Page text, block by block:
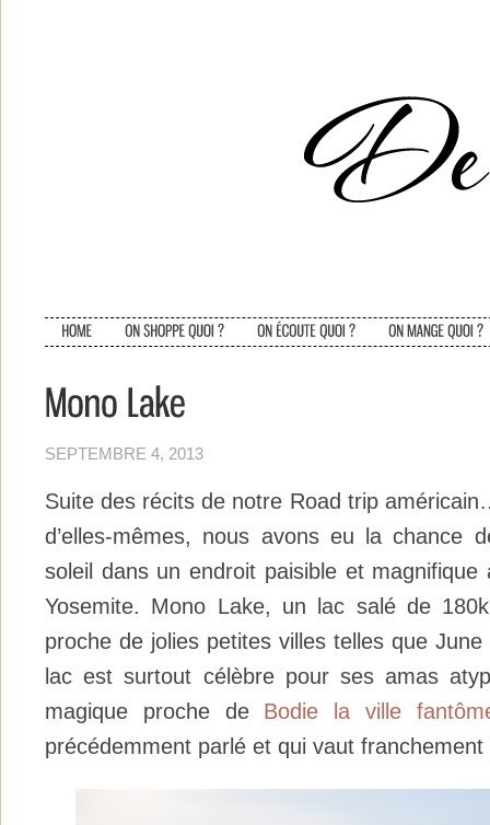
SEPTEMBRE 4, 2013
Suite des récits de notre Road trip
d’elles-mêmes, nous avons eu la chance
soleil dans un endroit paisible et
Yosemite. Mono Lake, un lac salé de
proche de jolies petites villes telles que
lac est surtout célèbre pour ses amas
magique proche de Bodie la ville
précédemment parlé et qui vaut franchement